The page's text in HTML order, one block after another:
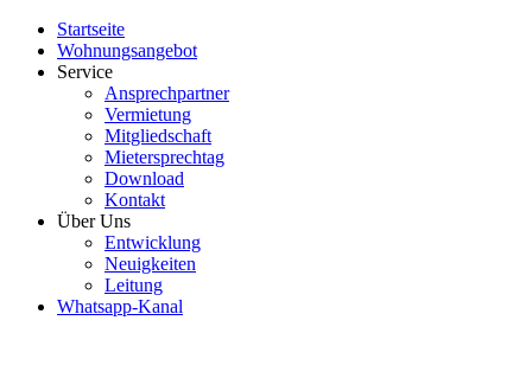
Startseite
Wohnungsangebot
Service
Ansprechpartner
Vermietung
Mitgliedschaft
Mietersprechtag
Download
Kontakt
Über Uns
Entwicklung
Neuigkeiten
Leitung
Whatsapp-Kanal